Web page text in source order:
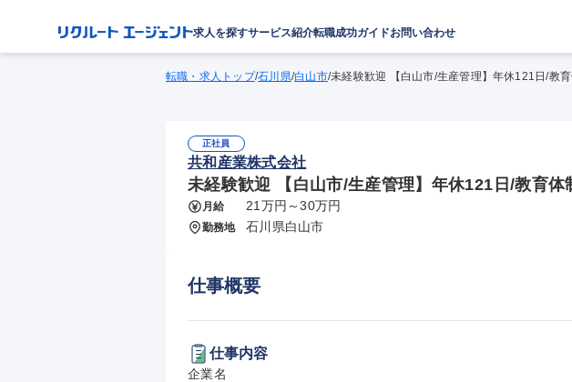
求人を探すサービス紹介転職成功ガイドお問い合わせ
転職・求人トップ/石川県/白山市/未経験歓迎 【白山市/生産管理】年休121日/教
正社員
共和産業株式会社
未経験歓迎 【白山市/生産管理】年休121日/教育体
月給 21万円～30万円
勤務地 石川県白山市
仕事概要
仕事内容
企業名